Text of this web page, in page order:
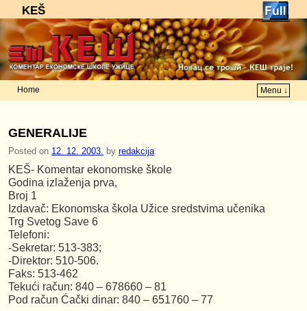
KEŠ
Home
Menu ↓
GENERALIJE
Posted on 12. 12. 2003. by redakcija
KEŠ- Komentar ekonomske škole
Godina izlaženja prva,
Broj 1
Izdavač: Ekonomska škola Užice sredstvima učenika
Trg Svetog Save 6
Telefoni:
-Sekretar: 513-383;
-Direktor: 510-506.
Faks: 513-462
Tekući račun: 840 – 678660 – 81
Pod račun Ćački dinar: 840 – 651760 – 77